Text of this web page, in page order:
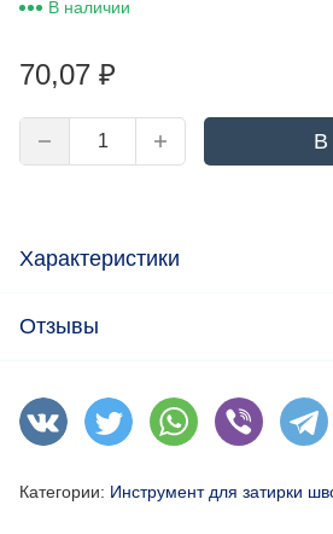
В наличии
70,07 ₽
В
Характеристики
Отзывы
Категории: Инструмент для затирки